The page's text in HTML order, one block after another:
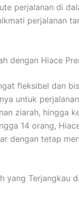
perjalanan di
perjalanan
dengan Hiace
fleksibel dan
untuk
ziarah, hingga
14 orang,
dengan tetap
yang Terjangkau